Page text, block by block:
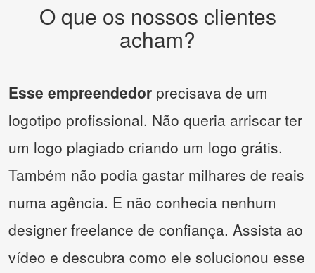
O que os nossos clientes
acham?
Esse empreendedor precisava de um
logotipo profissional. Não queria arriscar ter
um logo plagiado criando um logo grátis.
Também não podia gastar milhares de reais
numa agência. E não conhecia nenhum
designer freelance de confiança. Assista ao
vídeo e descubra como ele solucionou esse